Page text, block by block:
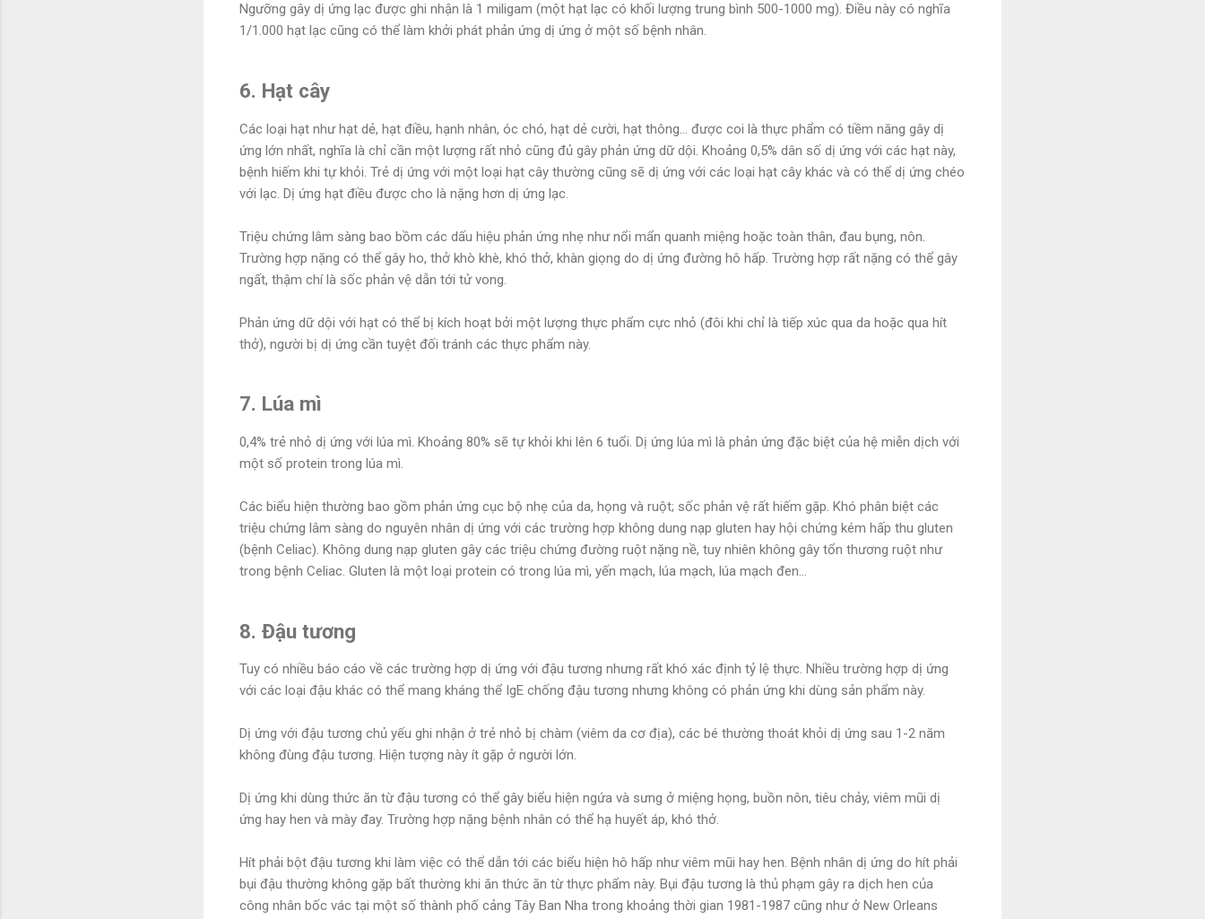
Ngưỡng gây dị ứng lạc được ghi nhận là 1 miligam (một hạt lạc có khối lượng trung bình 500-1000 mg). Điều này có nghĩa
1/1.000 hạt lạc cũng có thể làm khởi phát phản ứng dị ứng ở một số bệnh nhân.
6. Hạt cây
Các loại hạt như hạt dẻ, hạt điều, hạnh nhân, óc chó, hạt dẻ cười, hạt thông… được coi là thực phẩm có tiềm năng gây dị
ứng lớn nhất, nghĩa là chỉ cần một lượng rất nhỏ cũng đủ gây phản ứng dữ dội. Khoảng 0,5% dân số dị ứng với các hạt này,
bệnh hiếm khi tự khỏi. Trẻ dị ứng với một loại hạt cây thường cũng sẽ dị ứng với các loại hạt cây khác và có thể dị ứng chéo
với lạc. Dị ứng hạt điều được cho là nặng hơn dị ứng lạc.
Triệu chứng lâm sàng bao bồm các dấu hiệu phản ứng nhẹ như nổi mẩn quanh miệng hoặc toàn thân, đau bụng, nôn.
Trường hợp nặng có thể gây ho, thở khò khè, khó thở, khàn giọng do dị ứng đường hô hấp. Trường hợp rất nặng có thể gây
ngất, thậm chí là sốc phản vệ dẫn tới tử vong.
Phản ứng dữ dội với hạt có thể bị kích hoạt bởi một lượng thực phẩm cực nhỏ (đôi khi chỉ là tiếp xúc qua da hoặc qua hít
thở), người bị dị ứng cần tuyệt đối tránh các thực phẩm này.
7. Lúa mì
0,4% trẻ nhỏ dị ứng với lúa mì. Khoảng 80% sẽ tự khỏi khi lên 6 tuổi. Dị ứng lúa mì là phản ứng đặc biệt của hệ miễn dịch với
một số protein trong lúa mì.
Các biểu hiện thường bao gồm phản ứng cục bộ nhẹ của da, họng và ruột; sốc phản vệ rất hiếm gặp. Khó phân biệt các
triệu chứng lâm sàng do nguyên nhân dị ứng với các trường hợp không dung nạp gluten hay hội chứng kém hấp thu gluten
(bệnh Celiac). Không dung nạp gluten gây các triệu chứng đường ruột nặng nề, tuy nhiên không gây tổn thương ruột như
trong bệnh Celiac. Gluten là một loại protein có trong lúa mì, yến mạch, lúa mạch, lúa mạch đen...
8. Đậu tương
Tuy có nhiều báo cáo về các trường hợp dị ứng với đậu tương nhưng rất khó xác định tỷ lệ thực. Nhiều trường hợp dị ứng
với các loại đậu khác có thể mang kháng thể IgE chống đậu tương nhưng không có phản ứng khi dùng sản phẩm này.
Dị ứng với đậu tương chủ yếu ghi nhận ở trẻ nhỏ bị chàm (viêm da cơ địa), các bé thường thoát khỏi dị ứng sau 1-2 năm
không đùng đậu tương. Hiện tượng này ít gặp ở người lớn.
Dị ứng khi dùng thức ăn từ đậu tương có thể gây biểu hiện ngứa và sưng ở miệng họng, buồn nôn, tiêu chảy, viêm mũi dị
ứng hay hen và mày đay. Trường hợp nặng bệnh nhân có thể hạ huyết áp, khó thở.
Hít phải bột đậu tương khi làm việc có thể dẫn tới các biểu hiện hô hấp như viêm mũi hay hen. Bệnh nhân dị ứng do hít phải
bụi đậu thường không gặp bất thường khi ăn thức ăn từ thực phẩm này. Bụi đậu tương là thủ phạm gây ra dịch hen của
công nhân bốc vác tại một số thành phố cảng Tây Ban Nha trong khoảng thời gian 1981-1987 cũng như ở New Orleans